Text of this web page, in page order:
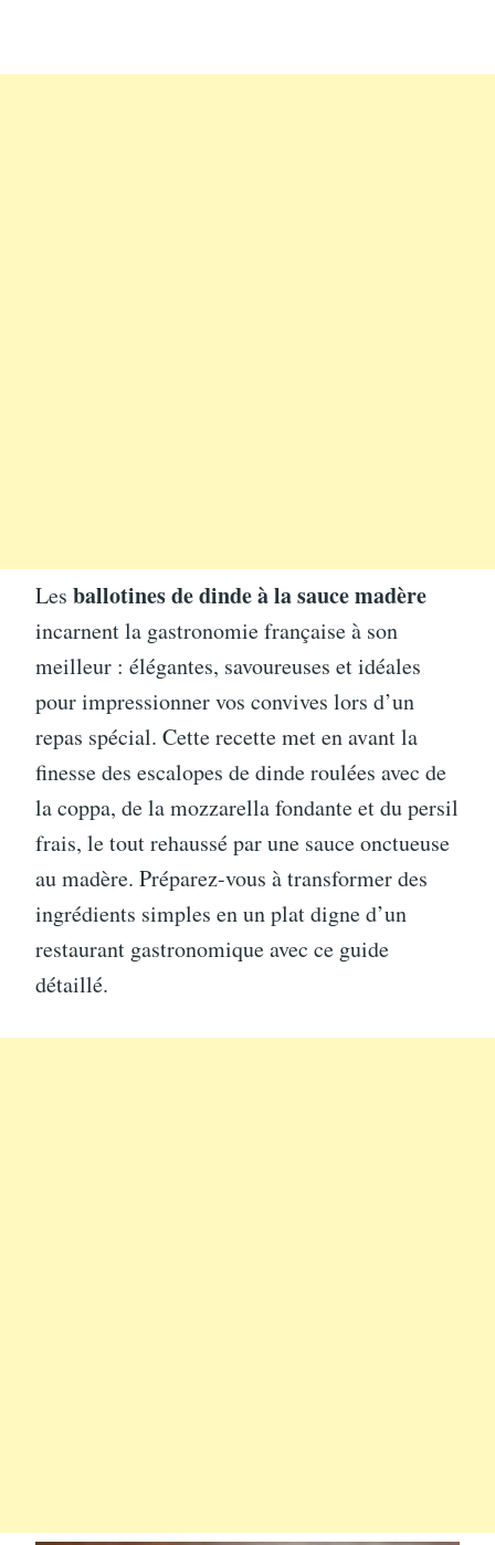
Les ballotines de dinde à la sauce madère
incarnent la gastronomie française à son
meilleur : élégantes, savoureuses et idéales
pour impressionner vos convives lors d’un
repas spécial. Cette recette met en avant la
finesse des escalopes de dinde roulées avec de
la coppa, de la mozzarella fondante et du persil
frais, le tout rehaussé par une sauce onctueuse
au madère. Préparez-vous à transformer des
ingrédients simples en un plat digne d’un
restaurant gastronomique avec ce guide
détaillé.